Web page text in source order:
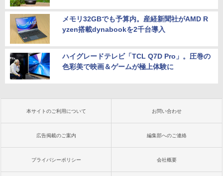
メモリ32GBでも予算内。産経新聞社がAMD R
yzen搭載dynabookを2千台導入
ハイグレードテレビ「TCL Q7D Pro」。圧巻の
色彩美で映画＆ゲームが極上体験に
本サイトのご利用について お問い合わせ
広告掲載のご案内 編集部へのご連絡
プライバシーポリシー 会社概要